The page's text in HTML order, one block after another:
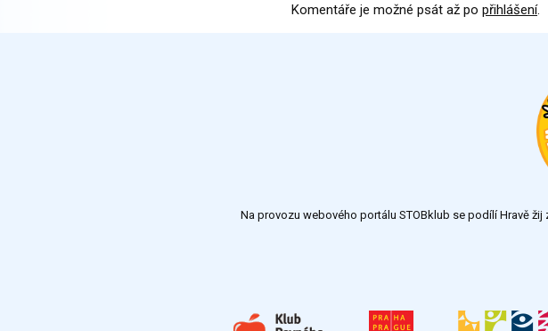
Komentáře je možné psát až po přihlášení.
Na provozu webového portálu STOBklub se podílí Hravě